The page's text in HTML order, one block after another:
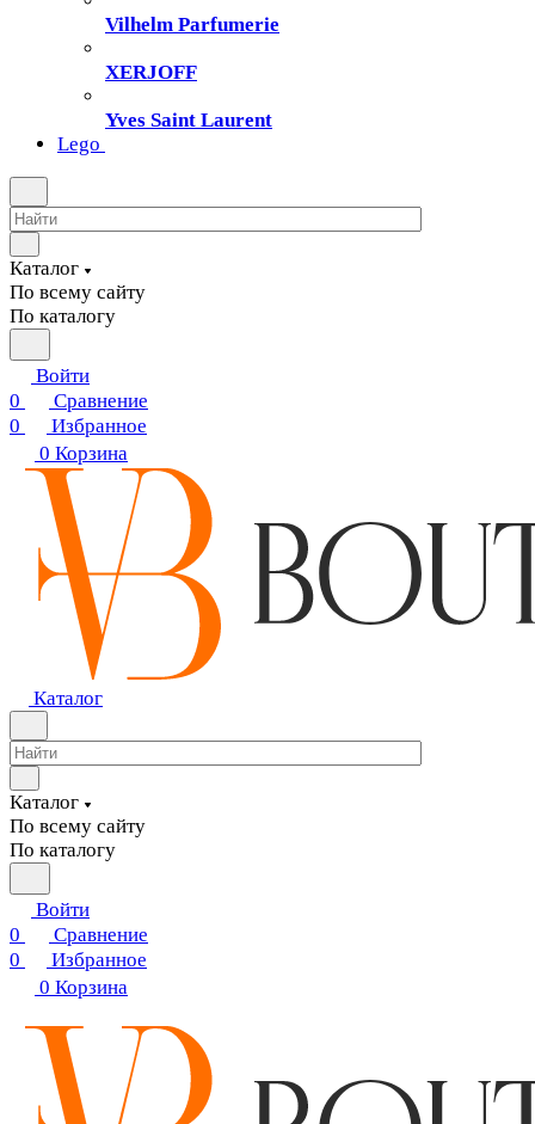
Vilhelm Parfumerie
XERJOFF
Yves Saint Laurent
Lego
Каталог
По всему сайту
По каталогу
Войти
0
Сравнение
0
Избранное
0 Корзина
Каталог
Каталог
По всему сайту
По каталогу
Войти
0
Сравнение
0
Избранное
0 Корзина